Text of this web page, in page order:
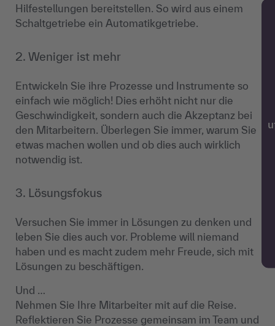
Hilfestellungen bereitstellen. So wird aus einem
Schaltgetriebe ein Automatikgetriebe.
2. Weniger ist mehr
Entwickeln Sie ihre Prozesse und Instrumente so
einfach wie möglich! Dies erhöht nicht nur die
Geschwindigkeit, sondern auch die Akzeptanz bei
den Mitarbeitern. Überlegen Sie immer, warum Sie
etwas machen wollen und ob dies auch wirklich
notwendig ist.
3. Lösungsfokus
Versuchen Sie immer in Lösungen zu denken und
leben Sie dies auch vor. Probleme will niemand
haben und es macht zudem mehr Freude, sich mit
Lösungen zu beschäftigen.
Und …
Nehmen Sie Ihre Mitarbeiter mit auf die Reise.
Reflektieren Sie Prozesse gemeinsam im Team und